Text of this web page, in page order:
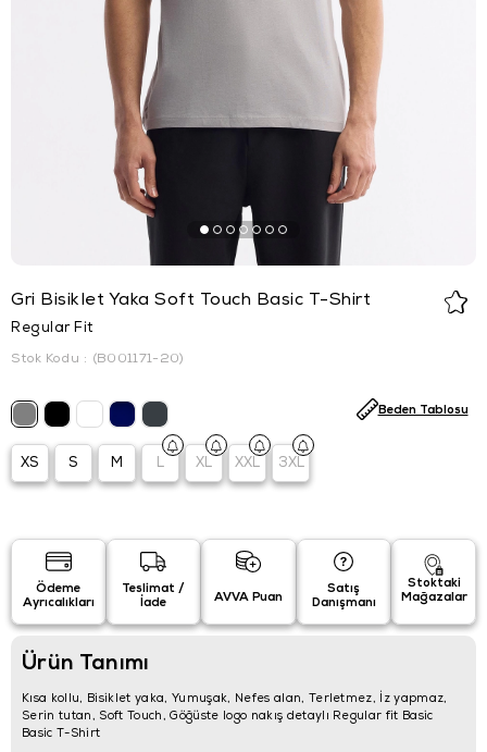
Gri Bisiklet Yaka Soft Touch Basic T-Shirt
Regular Fit
Stok Kodu (B001171-20)
XS S M L XL XXL 3XL
Beden Tablosu
Ödeme
Ayrıcalıkları
Teslimat /
İade
AVVA Puan
Satış
Danışmanı
Stoktaki
Mağazalar
Ürün Tanımı
Kısa kollu, Bisiklet yaka, Yumuşak, Nefes alan, Terletmez, İz yapmaz,
Serin tutan, Soft Touch, Göğüste logo nakış detaylı Regular fit Basic
Basic T-Shirt